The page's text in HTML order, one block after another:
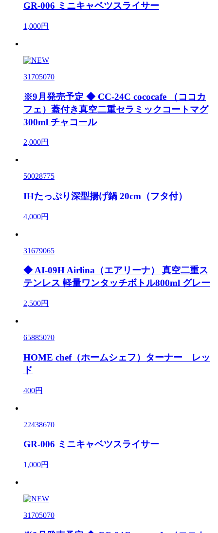
GR-006 ミニキャベツスライサー
1,000円
31705070
※9月発売予定 ◆ CC-24C cococafe （ココカ
フェ）蓋付き真空二重セラミックコートマグ
300ml チャコール
2,000円
50028775
IHたっぷり深型揚げ鍋 20cm（フタ付）
4,000円
31679065
◆ AI-09H Airlina（エアリーナ） 真空二重ス
テンレス 軽量ワンタッチボトル800ml グレー
2,500円
65885070
HOME chef（ホームシェフ）ターナー レッ
ド
400円
22438670
GR-006 ミニキャベツスライサー
1,000円
31705070